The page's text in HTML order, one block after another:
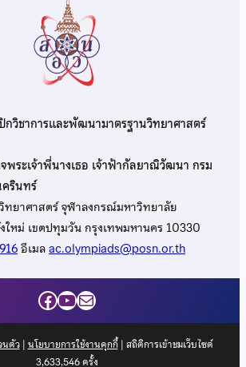
กวิชาการและพัฒนามาตรฐานวิทยาศาสตร์
พระเจ้าพี่นางเธอ เจ้าฟ้ากัลยาณิวัฒนา กรม
ครินทร์
ยาศาสตร์ จุฬาลงกรณ์มหาวิทยาลัย
หม่ เขตปทุมวัน กรุงเทพมหานคร 10330
อีเมลac.olympiads@posn.or.th
Facebook
YouTube
Mail
นตัว| นโยบายการใช้งานคุกกี้| สถิติการเข้าชมเว็บไซต์
3,633,546ครั้ง